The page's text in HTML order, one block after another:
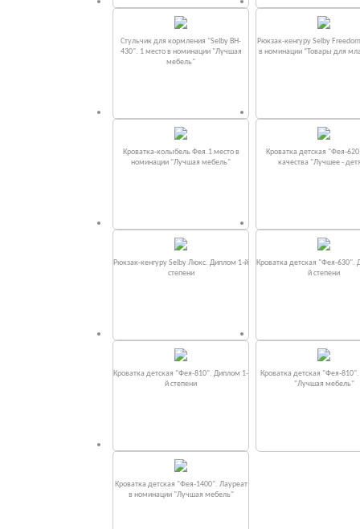
Стульчик для кормления "Selby BH-
430". 1 место в номинации "Лучшая
мебель"
Рюкзак-кенгуру Selby
в номинации “Товары для
Кроватка-колыбель Фея.1 место в
номинации "Лучшая мебель"
Кроватка детская "Фея-
качества "Лучшее -
Рюкзак-кенгуру Selby Люкс. Диплом 1-й
степени
Кроватка детская "Фея-630".
й степени
Кроватка детская "Фея-810". Диплом 1-
й степени
Кроватка детская "Фея-
"Лучшая мебель"
Кроватка детская "Фея-1400". Лауреат
в номинации "Лучшая мебель"